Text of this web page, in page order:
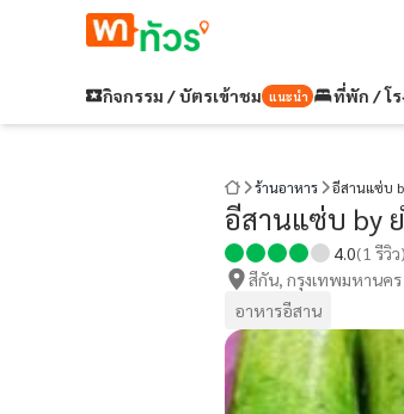
กิจกรรม / บัตรเข้าชม แนะนำ ที่พัก / โร
ร้านอาหาร อีสานแซ่บ
อีสานแซ่บ by
4.0(1 รีวิว)
สีกัน, กรุงเทพมหานคร
อาหารอีสาน